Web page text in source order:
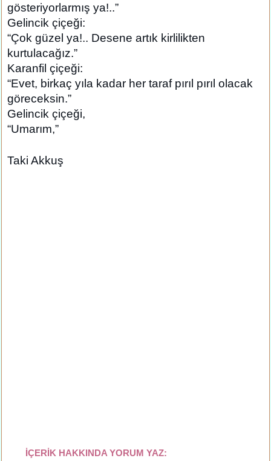
gösteriyorlarmış ya!..”
Gelincik çiçeği:
“Çok güzel ya!.. Desene artık kirlilikten
kurtulacağız.”
Karanfil çiçeği:
“Evet, birkaç yıla kadar her taraf pırıl pırıl olacak
göreceksin.”
Gelincik çiçeği,
“Umarım,”
Taki Akkuş
İÇERİK HAKKINDA YORUM YAZ: